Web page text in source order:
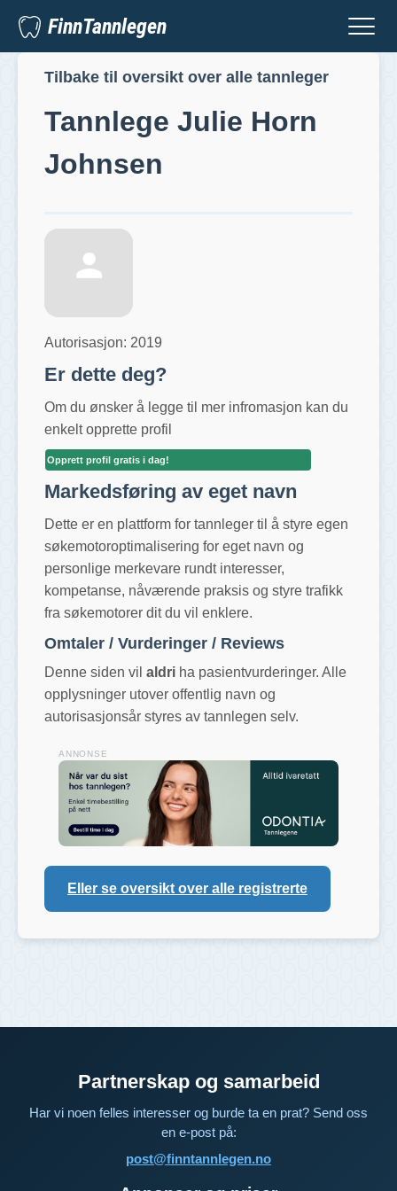
FinnTannlegen
Tilbake til oversikt over alle tannleger
Tannlege Julie Horn
Johnsen
Autorisasjon: 2019
Er dette deg?
Om du ønsker å legge til mer infromasjon kan du
enkelt opprette profil
Opprett profil gratis i dag!
Markedsføring av eget navn
Dette er en plattform for tannleger til å styre egen
søkemotoroptimalisering for eget navn og
personlige merkevare rundt interesser,
kompetanse, nåværende praksis og styre trafikk
fra søkemotorer dit du vil enklere.
Omtaler / Vurderinger / Reviews
Denne siden vil aldri ha pasientvurderinger. Alle
opplysninger utover offentlig navn og
autorisasjonsår styres av tannlegen selv.
ANNONSE
Eller se oversikt over alle registrerte
Partnerskap og samarbeid
Har vi noen felles interesser og burde ta en prat? Send oss
en e-post på:
post@finntannlegen.no